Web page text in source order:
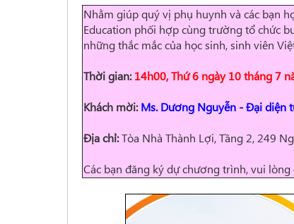
Nhằm giúp quý vị phụ huynh và các bạn
Education phối hợp cùng trường tổ chức
những thắc mắc của học sinh, sinh viên
Thời gian:14h00, Thứ 6 ngày 10 tháng 7
Khách mời: Ms. Dương Nguyễn - Đại diện
Địa chỉ:Tòa Nhà Thành Lợi, Tầng 2, 249
Các bạn đăng ký dự chương trình, vui lòng